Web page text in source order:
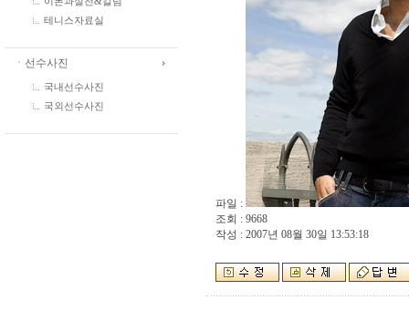
테니스자료실
ㆍ선수사진
국내선수사진
국외선수사진
파일 :
조회 : 9668
작성 : 2007년 08월 30일 13:53:18